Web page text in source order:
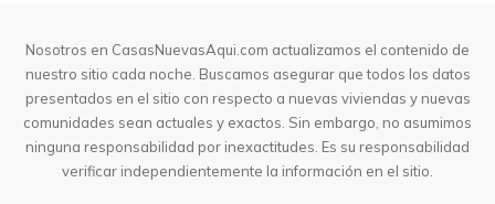
Nosotros en CasasNuevasAqui.com actualizamos el contenido de
nuestro sitio cada noche. Buscamos asegurar que todos los datos
presentados en el sitio con respecto a nuevas viviendas y nuevas
comunidades sean actuales y exactos. Sin embargo, no asumimos
ninguna responsabilidad por inexactitudes. Es su responsabilidad
verificar independientemente la información en el sitio.